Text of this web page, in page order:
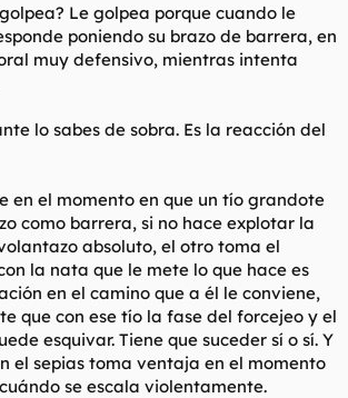
Le golpea porque cuando le
poniendo su brazo de barrera, en
muy defensivo, mientras intenta
lo sabes de sobra. Es la reacción del
en el momento en que un tío grandote
como barrera, si no hace explotar la
absoluto, el otro toma el
la nata que le mete lo que hace es
en el camino que a él le conviene,
que con ese tío la fase del forcejeo y el
esquivar. Tiene que suceder sí o sí. Y
el sepias toma ventaja en el momento
se escala violentamente.